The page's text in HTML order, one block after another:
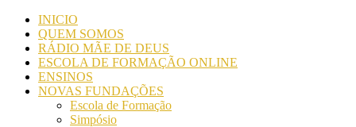
INICIO
QUEM SOMOS
RÁDIO MÃE DE DEUS
ESCOLA DE FORMAÇÃO ONLINE
ENSINOS
NOVAS FUNDAÇÕES
Escola de Formação
Simpósio